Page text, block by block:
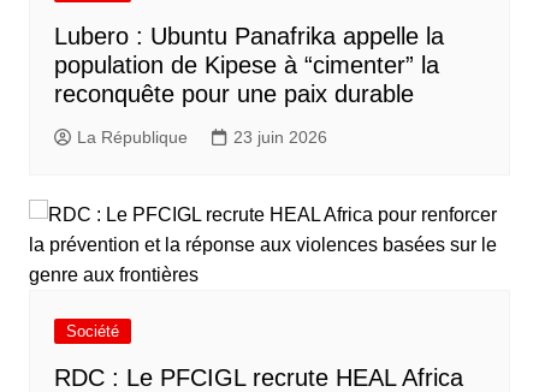
Lubero : Ubuntu Panafrika appelle la
population de Kipese à “cimenter” la
reconquête pour une paix durable
La République 23 juin 2026
Société
RDC : Le PFCIGL recrute HEAL Africa